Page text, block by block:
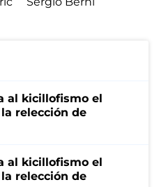
al kicillofismo el
relección de
al kicillofismo el
relección de